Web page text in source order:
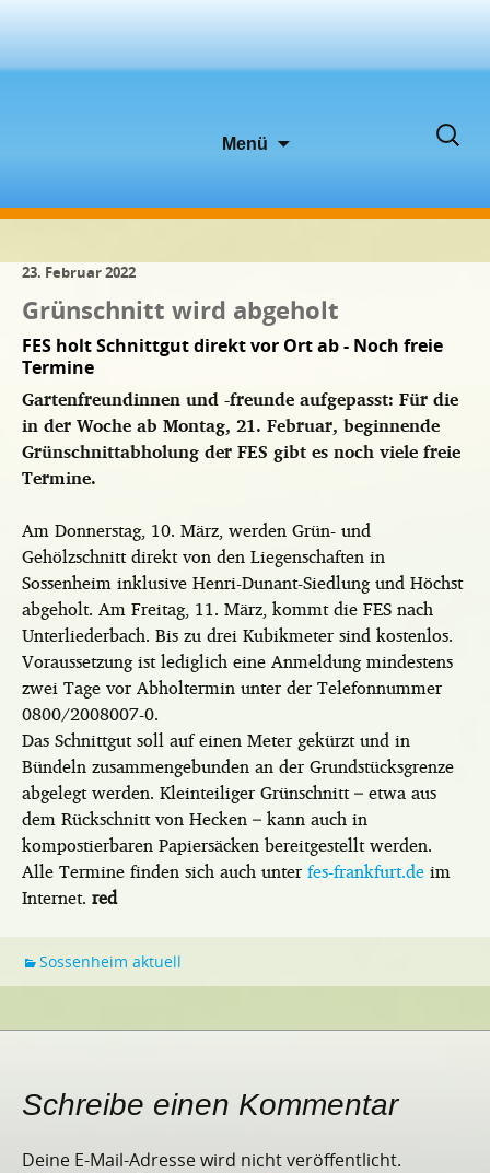
Menü
Suchen
23. Februar 2022
Grünschnitt wird abgeholt
FES holt Schnittgut direkt vor Ort ab - Noch freie
Termine
Gartenfreundinnen und -freunde aufgepasst: Für die
in der Woche ab Montag, 21. Februar, beginnende
Grünschnittabholung der FES gibt es noch viele freie
Termine.
Am Donnerstag, 10. März, werden Grün- und
Gehölzschnitt direkt von den Liegenschaften in
Sossenheim inklusive Henri-Dunant-Siedlung und Höchst
abgeholt. Am Freitag, 11. März, kommt die FES nach
Unterliederbach. Bis zu drei Kubikmeter sind kostenlos.
Voraussetzung ist lediglich eine Anmeldung mindestens
zwei Tage vor Abholtermin unter der Telefonnummer
0800/2008007-0.
Das Schnittgut soll auf einen Meter gekürzt und in
Bündeln zusammengebunden an der Grundstücksgrenze
abgelegt werden. Kleinteiliger Grünschnitt – etwa aus
dem Rückschnitt von Hecken – kann auch in
kompostierbaren Papiersäcken bereitgestellt werden.
Alle Termine finden sich auch unterfes-frankfurt.deim
Internet. red
Sossenheim aktuell
Schreibe einen Kommentar
Deine E-Mail-Adresse wird nicht veröffentlicht.